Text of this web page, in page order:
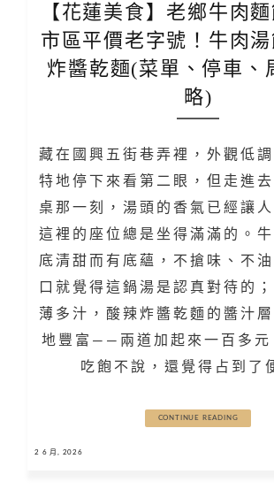
【花蓮美食】老鄉牛肉
市區平價老字號！牛肉
炸醬乾麵(菜單、停車、
略)
藏在國興五街巷弄裡，外觀低
特地停下來看第二眼，但走進
桌那一刻，湯頭的香氣已經讓
這裡的座位總是坐得滿滿的。
底清甜而有底蘊，不搶味、不
口就覺得這鍋湯是認真對待的
薄多汁，酸辣炸醬乾麵的醬汁
地豐富——兩道加起來一百多元
吃飽不說，還覺得占到了
CONTINUE READING
2 6 月, 2026